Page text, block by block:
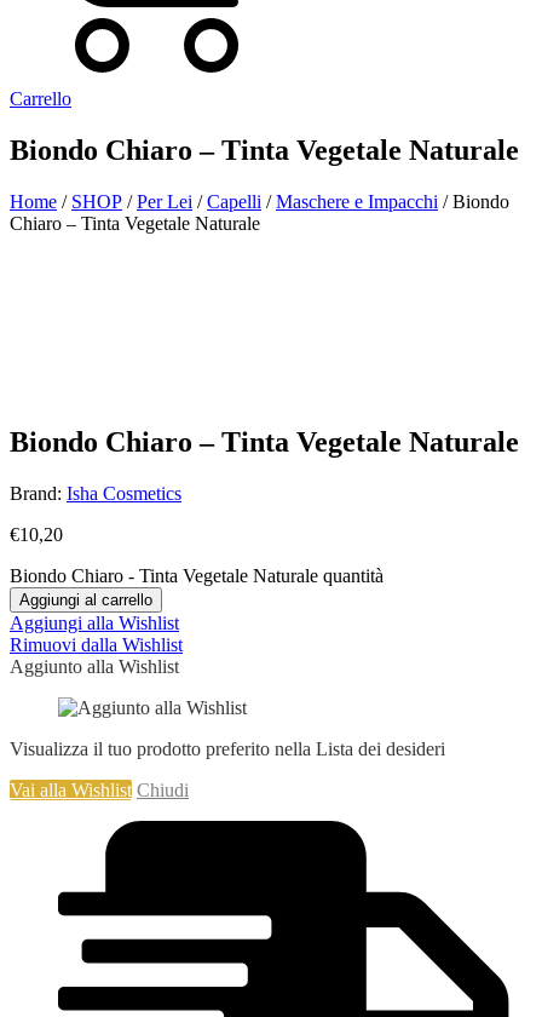
Carrello
Biondo Chiaro – Tinta Vegetale Naturale
Home / SHOP /Per Lei /Capelli /Maschere e Impacchi / Biondo
Chiaro – Tinta Vegetale Naturale
Biondo Chiaro – Tinta Vegetale Naturale
Brand: Isha Cosmetics
€10,20
Biondo Chiaro - Tinta Vegetale Naturale quantità
Aggiungi al carrello
Aggiungi alla Wishlist
Rimuovi dalla Wishlist
Aggiunto alla Wishlist
Visualizza il tuo prodotto preferito nella Lista dei desideri
Vai alla Wishlist Chiudi